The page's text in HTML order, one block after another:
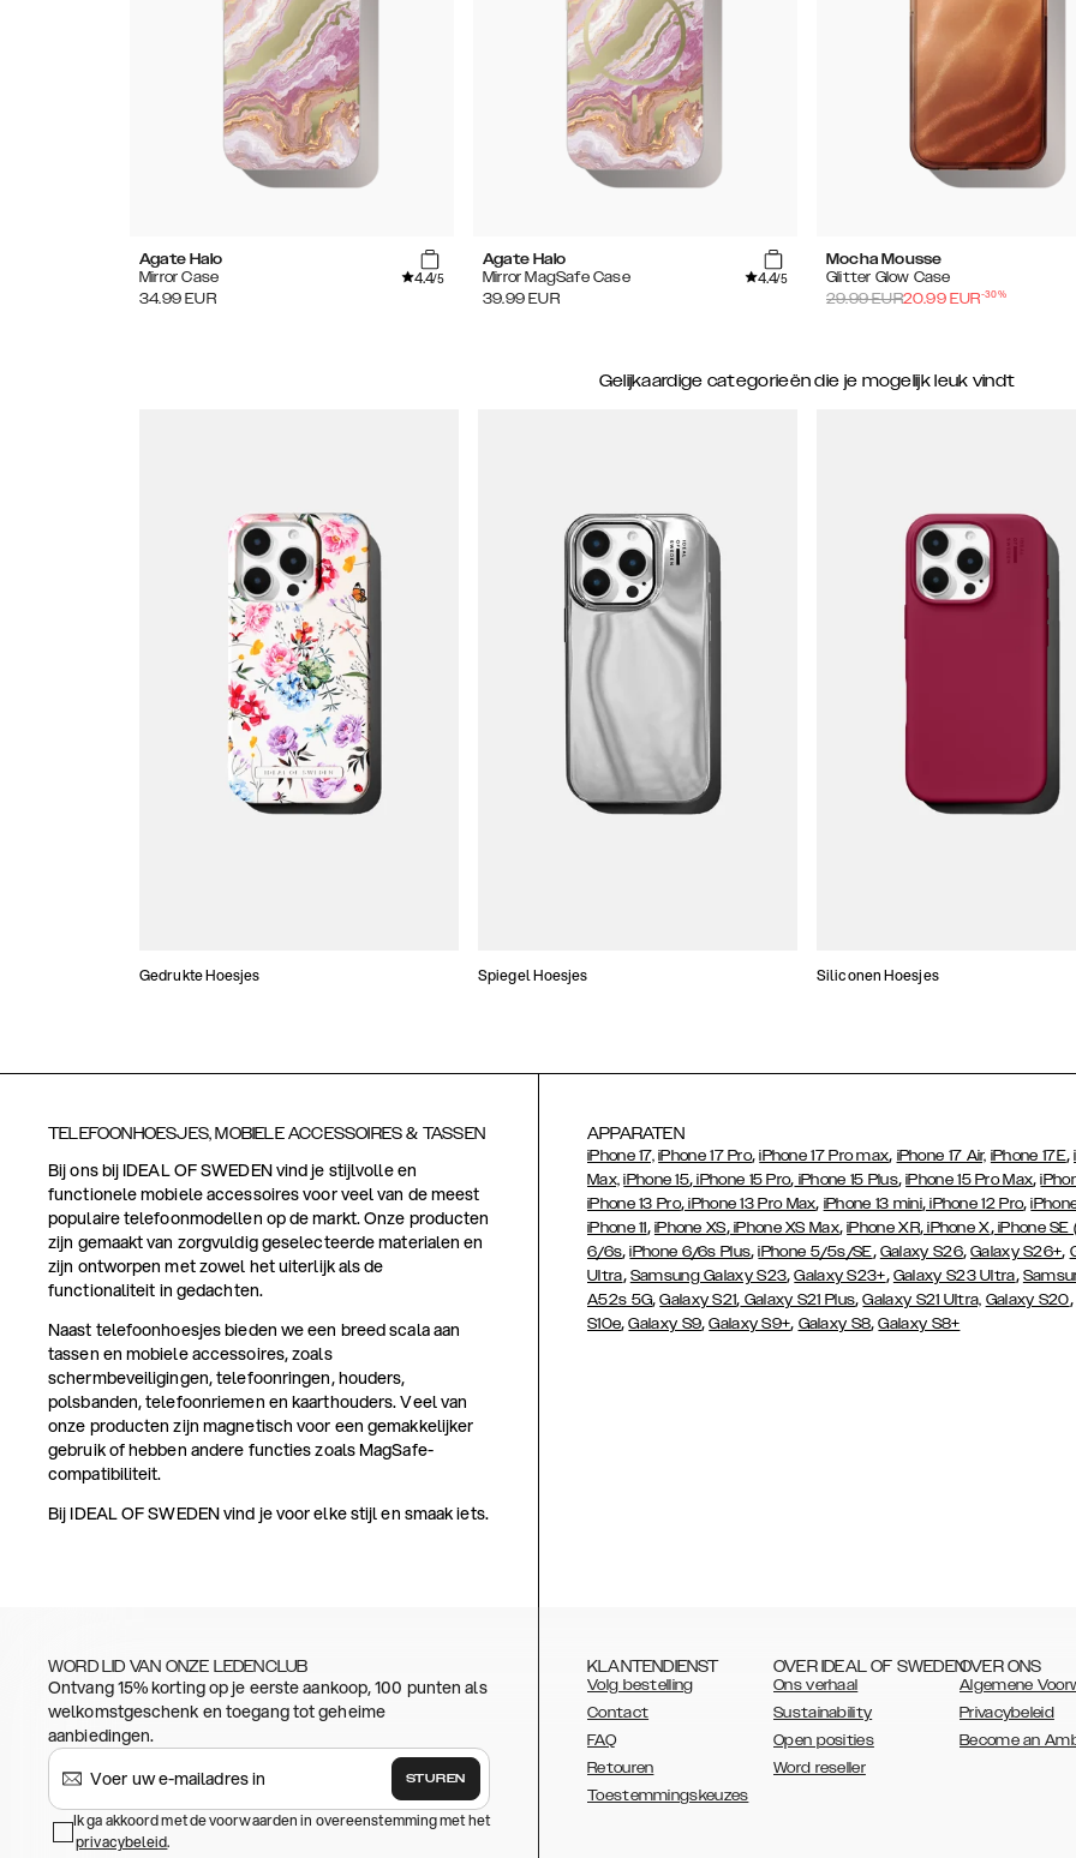
Agate Halo
Mirror Case
4.4/5
34.99 EUR
Agate Halo
Mirror MagSafe Case
4.4/5
39.99 EUR
Mocha Mousse
Glitter Glow Case
29.99EUR20.99 EUR-30%
Gelijkaardige categorieën die je mogelijk leuk vindt
Gedrukte Hoesjes Spiegel Hoesjes Siliconen Hoesjes
TELEFOONHOESJES, MOBIELE ACCESSOIRES & TASSEN
Bij ons bij IDEAL OF SWEDEN vind je stijlvolle en
functionele mobiele accessoires voor veel van de meest
populaire telefoonmodellen op de markt. Onze producten
zijn gemaakt van zorgvuldig geselecteerde materialen en
zijn ontworpen met zowel het uiterlijk als de
functionaliteit in gedachten.
Naast telefoonhoesjes bieden we een breed scala aan
tassen en mobiele accessoires, zoals
schermbeveiligingen, telefoonringen, houders,
polsbanden, telefoonriemen en kaarthouders. Veel van
onze producten zijn magnetisch voor een gemakkelijker
gebruik of hebben andere functies zoals MagSafe-
compatibiliteit.
Bij IDEAL OF SWEDEN vind je voor elke stijl en smaak iets.
APPARATEN
iPhone 17, iPhone 17 Pro,iPhone 17 Pro max, iPhone 17 Air, iPhone 17E,
Max, iPhone 15, iPhone 15 Pro, iPhone 15 Plus,iPhone 15 Pro Max,
iPhone 13 Pro, iPhone 13 Pro Max, iPhone 13 mini,iPhone 12 Pro,
iPhone 11, iPhone XS,iPhone XS Max,iPhone XR,iPhone X,iPhone
6/6s,iPhone 6/6s Plus,iPhone 5/5s/SE, Galaxy S26,Galaxy S26+,
Ultra, Samsung Galaxy S23,Galaxy S23+, Galaxy S23 Ultra,
A52s 5G,Galaxy S21, Galaxy S21 Plus,Galaxy S21 Ultra, Galaxy S20,
S10e,Galaxy S9,Galaxy S9+, Galaxy S8,Galaxy S8+
WORD LID VAN ONZE LEDENCLUB
Ontvang 15% korting op je eerste aankoop, 100 punten als
welkomstgeschenk en toegang tot geheime
aanbiedingen.
STUREN
Ik ga akkoord met de voorwaarden in overeenstemming met het
privacybeleid.
KLANTENDIENST
Volg bestelling
Contact
FAQ
Retouren
Toestemmingskeuzes
OVER IDEAL OF SWEDEN
Ons verhaal
Sustainability
Open posities
Word reseller
OVER ONS
Algemene
Privacybeleid
Become an
AUSTRALIA